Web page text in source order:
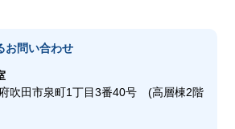
お問い合わせ
吹田市泉町1丁目3番40号 (高層棟2階